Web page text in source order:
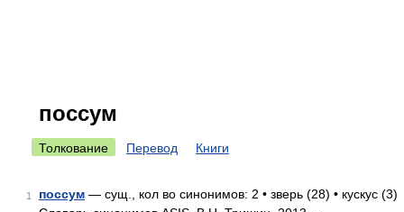
поссум
Толкование Перевод Книги
1 поссум — сущ., кол во синонимов: 2 • зверь (28) • кускус (3)